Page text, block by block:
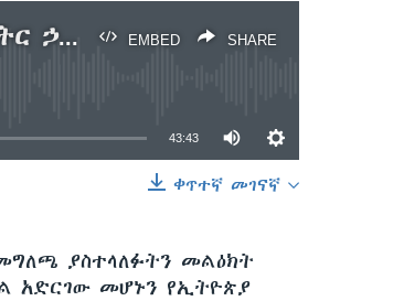
EMBED SHARE
ጠቅላይ ሚኒስትር ኃይለማርያም ደሣለኝ ለኢትዮጵያ ብሮድካስቲንግ ኤጀንሲ በሰጡት መግለጫ ላይ የመኢአድ ዋና ፀሐፊ የአቶ አዳነ ጥላሁን እና የመድረክ የወቅቱ ሊቀመንበር ፕሮፌሰር በየነ ጴጥሮስ በቪኦኤ የሰጡት ምላሽ፡፡
43:43
ቀጥተኛ መገናኛ
ያስተላለፉትን መልዕክት
አድርገው መሆኑን የኢትዮጵያ